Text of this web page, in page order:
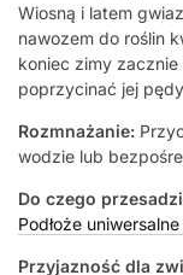
Wiosną i latem
nawozem do roślin
koniec zimy
poprzycinać jej
Rozmnażanie:
wodzie lub
Do czego
Podłoże
Przyjazność dla